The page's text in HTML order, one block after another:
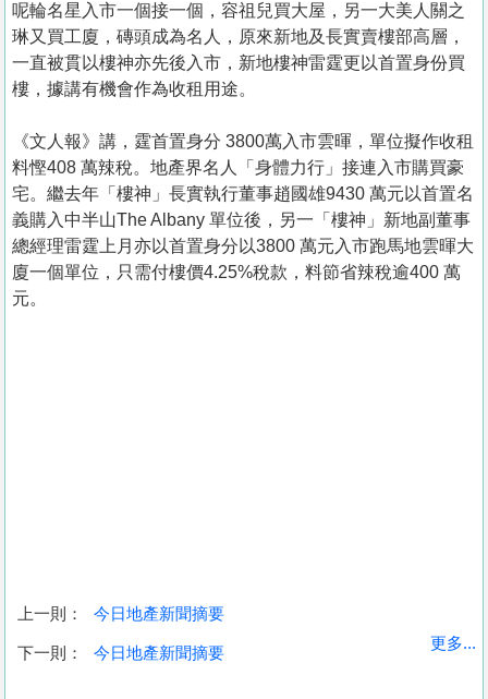
收
呢輪名星入市一個接一個，容祖兒買大屋，另一大美人關之
琳又買工廈，磚頭成為名人，原來新地及長實賣樓部高層，
一直被貫以樓神亦先後入市，新地樓神雷霆更以首置身份買
樓，據講有機會作為收租用途。
《文人報》講，霆首置身分 3800萬入市雲暉，單位擬作收租
料慳408 萬辣稅。地產界名人「身體力行」接連入市購買豪
宅。繼去年「樓神」長實執行董事趙國雄9430 萬元以首置名
義購入中半山The Albany 單位後，另一「樓神」新地副董事
總經理雷霆上月亦以首置身分以3800 萬元入市跑馬地雲暉大
廈一個單位，只需付樓價4.25%稅款，料節省辣稅逾400 萬
元。
上一則： 今日地產新聞摘要
下一則： 今日地產新聞摘要
更多...